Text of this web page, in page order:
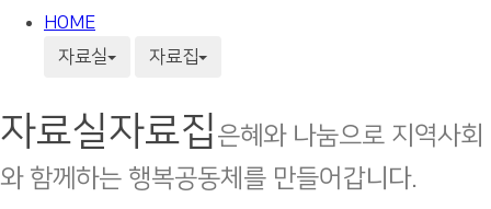
HOME
자료실
자료집
자료실자료집은혜와 나눔으로 지역사회
와 함께하는 행복공동체를 만들어갑니다.